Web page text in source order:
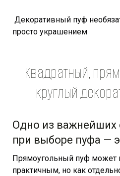
Декоративный пуф
просто украшением
Квадратный,
круглый
Одно из важнейших
при выборе пуфа —
Прямоугольный пуф может
практичным, но как